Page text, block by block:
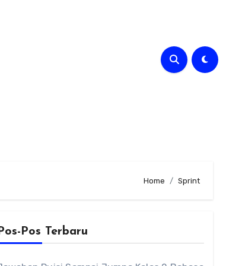
Home Sprint
Pos Terbaru